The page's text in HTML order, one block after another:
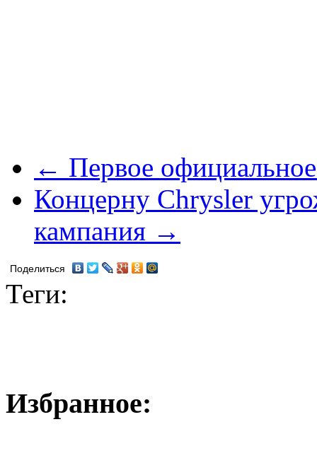
← Первое
Концерну Chrysler
кампания →
Поделиться
Теги:
Избранное: